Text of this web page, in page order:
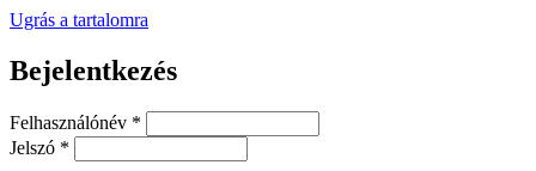
Ugrás a tartalomra
Bejelentkezés
Felhasználónév *
Jelszó *